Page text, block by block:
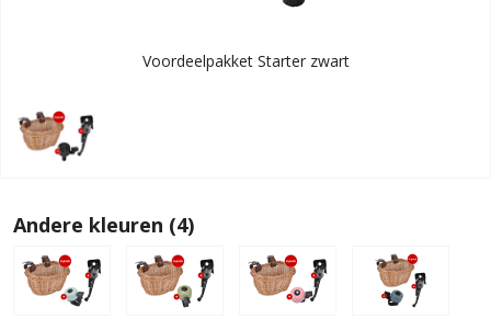
Voordeelpakket Starter zwart
Andere kleuren (4)